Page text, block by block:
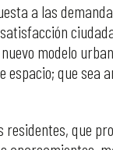
a las
modelo
espacio; que
residentes, que